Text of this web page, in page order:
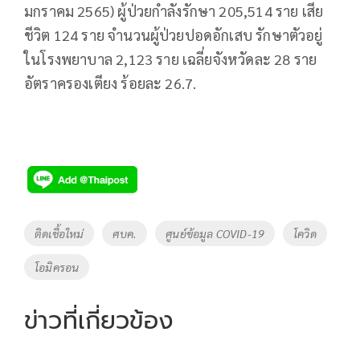
มกราคม 2565) ผู้ป่วยกำลังรักษา 205,514 ราย เสีย
ชีวิต 124 ราย จำนวนผู้ป่วยปอดอักเสบ รักษาตัวอยู่
ในโรงพยาบาล 2,123 ราย เฉลี่ยจังหวัดละ 28 ราย
อัตราครองเตียง ร้อยละ 26.7.
Tags
ติดเชื้อใหม่ ศบค. ศูนย์ข้อมูล COVID-19 โควิด
โอมิครอน
ข่าวที่เกี่ยวข้อง